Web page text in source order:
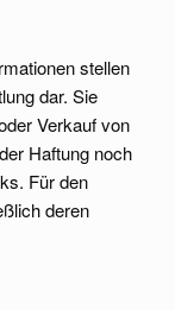
stellen
dar. Sie
Verkauf von
Haftung noch
Für den
deren